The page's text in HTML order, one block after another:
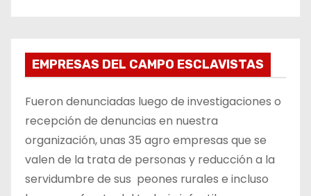
EMPRESAS DEL CAMPO ESCLAVISTAS
Fueron denunciadas luego de investigaciones o
recepción de denuncias en nuestra
organización, unas 35 agro empresas que se
valen de la trata de personas y reducción a la
servidumbre de sus peones rurales e incluso